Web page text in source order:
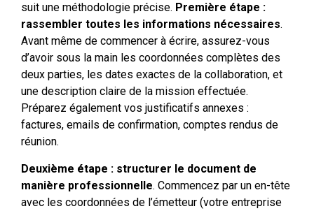
suit une méthodologie précise. Première étape :
rassembler toutes les informations nécessaires.
Avant même de commencer à écrire, assurez-vous
d’avoir sous la main les coordonnées complètes des
deux parties, les dates exactes de la collaboration, et
une description claire de la mission effectuée.
Préparez également vos justificatifs annexes :
factures, emails de confirmation, comptes rendus de
réunion.
Deuxième étape : structurer le document de
manière professionnelle. Commencez par un en-tête
avec les coordonnées de l’émetteur (votre entreprise